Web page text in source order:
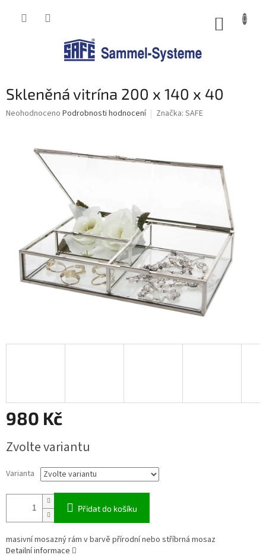
Skleněná vitrína 200 x 140 x 40
Průměrné
Neohodnoceno Podrobnosti hodnocení Značka: SAFE
980 Kč
cena:
Zvolte variantu
Varianta
Přidat do košíku
masivní mosazný rám v barvě přírodní nebo stříbrná mosaz
Detailní informace